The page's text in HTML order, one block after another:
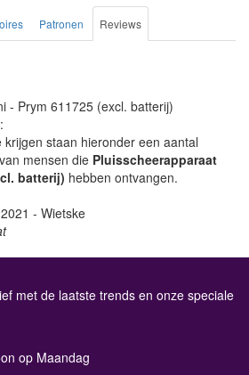
Patronen Reviews
- Prym 611725 (excl. batterij)
staan hieronder een aantal
mensen die Pluisscheerapparaat
batterij) hebben ontvangen.
- Wietske
met de laatste trends en onze speciale
op Maandag